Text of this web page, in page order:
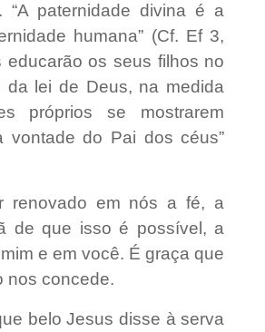
“A paternidade divina é a
humana” (Cf. Ef 3,
educarão os seus filhos no
da lei de Deus, na medida
próprios se mostrarem
vontade do Pai dos céus”
renovado em nós a fé, a
de que isso é possível, a
e em você. É graça que
nos concede.
belo Jesus disse à serva